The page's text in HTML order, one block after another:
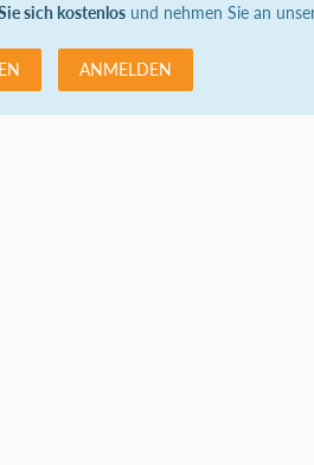
sich kostenlosund nehmen Sie an
ANMELDEN